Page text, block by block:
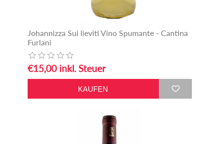
Johannizza Sui lieviti Vino Spumante - Cantina
Furlani
€15,00 inkl. Steuer